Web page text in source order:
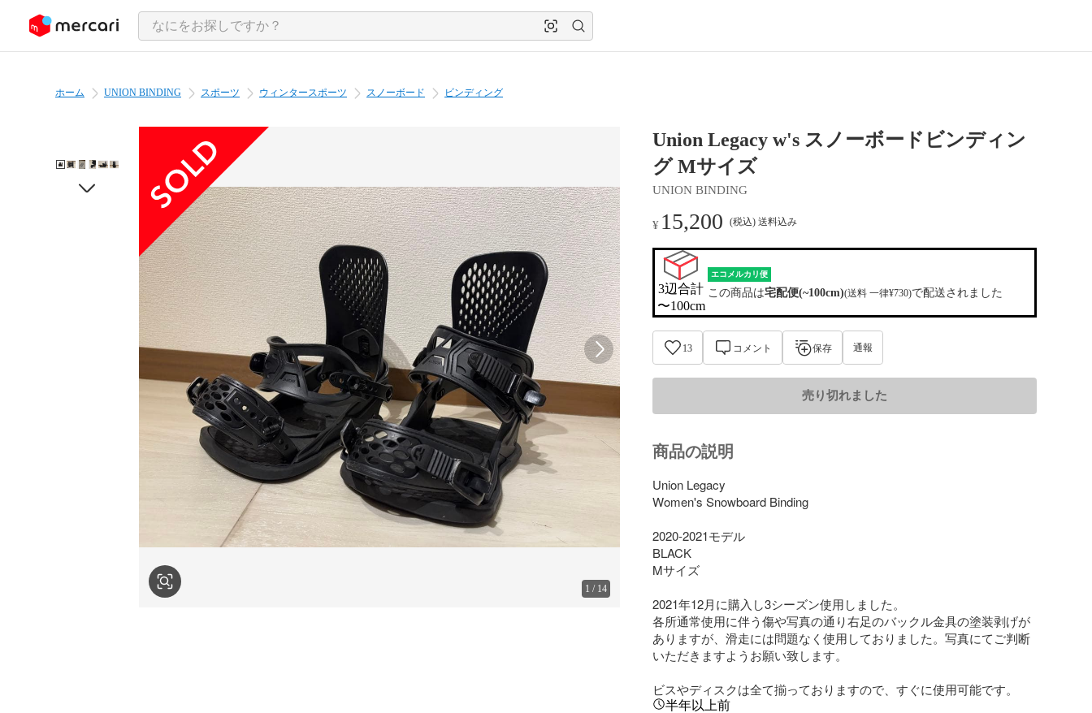
ツにスキップ
ホーム UNION BINDING スポーツ ウィンタースポーツ スノーボード ビンディング
1 / 14
Union Legacy w's スノーボードビンディン
グ Mサイズ
UNION BINDING
¥ 15,200 (税込) 送料込み
3辺合計
〜100cm
エコメルカリ便
この商品は宅配便(~100cm)(送料 一律¥730)で配送されました
13 コメント 保存 通報
売り切れました
商品の説明
Union Legacy
Women's Snowboard Binding
2020-2021モデル
BLACK
Mサイズ
2021年12月に購入し3シーズン使用しました。
各所通常使用に伴う傷や写真の通り右足のバックル金具の塗装剥げが
ありますが、滑走には問題なく使用しておりました。写真にてご判断
いただきますようお願い致します。
ビスやディスクは全て揃っておりますので、すぐに使用可能です。
半年以上前